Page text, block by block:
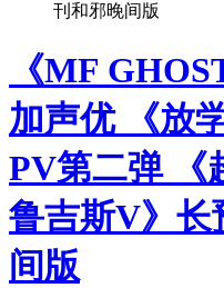
刊和邪晚间版
《MF
加声优 《放
PV第二弹 《
鲁吉斯V》长
间版